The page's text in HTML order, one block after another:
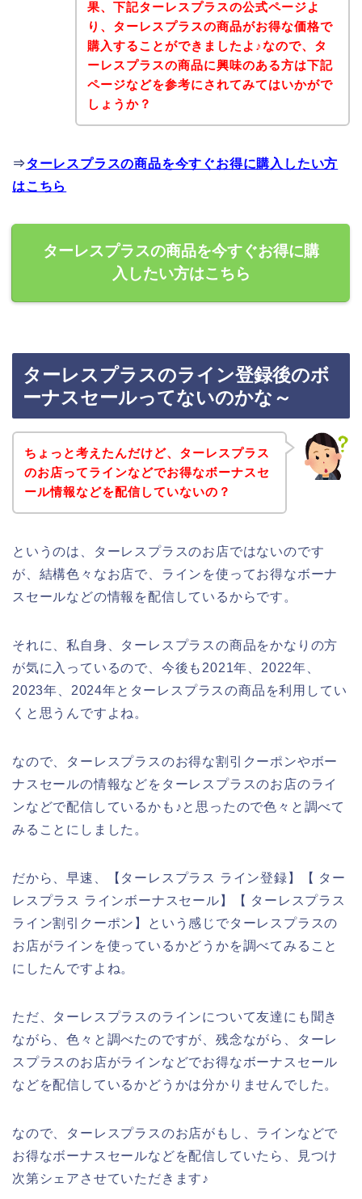
果、下記ターレスプラスの公式ページよ
り、ターレスプラスの商品がお得な価格で
購入することができましたよ♪なので、タ
ーレスプラスの商品に興味のある方は下記
ページなどを参考にされてみてはいかがで
しょうか？
⇒ターレスプラスの商品を今すぐお得に購入したい方
はこちら
ターレスプラスの商品を今すぐお得に購
入したい方はこちら
ターレスプラスのライン登録後のボ
ーナスセールってないのかな～
ちょっと考えたんだけど、ターレスプラス
のお店ってラインなどでお得なボーナスセ
ール情報などを配信していないの？
というのは、ターレスプラスのお店ではないのです
が、結構色々なお店で、ラインを使ってお得なボーナ
スセールなどの情報を配信しているからです。
それに、私自身、ターレスプラスの商品をかなりの方
が気に入っているので、今後も2021年、2022年、
2023年、2024年とターレスプラスの商品を利用してい
くと思うんですよね。
なので、ターレスプラスのお得な割引クーポンやボー
ナスセールの情報などをターレスプラスのお店のライ
ンなどで配信しているかも♪と思ったので色々と調べて
みることにしました。
だから、早速、【ターレスプラス ライン登録】【 ター
レスプラス ラインボーナスセール】【 ターレスプラス
ライン割引クーポン】という感じでターレスプラスの
お店がラインを使っているかどうかを調べてみること
にしたんですよね。
ただ、ターレスプラスのラインについて友達にも聞き
ながら、色々と調べたのですが、残念ながら、ターレ
スプラスのお店がラインなどでお得なボーナスセール
などを配信しているかどうかは分かりませんでした。
なので、ターレスプラスのお店がもし、ラインなどで
お得なボーナスセールなどを配信していたら、見つけ
次第シェアさせていただきます♪